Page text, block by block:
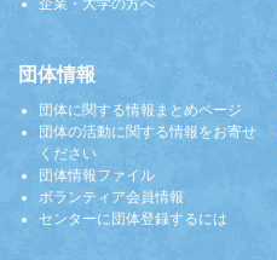
企業・大学の方へ
団体情報
団体に関する情報まとめページ
団体の活動に関する情報をお寄せ
ください
団体情報ファイル
ボランティア会員情報
センターに団体登録するには